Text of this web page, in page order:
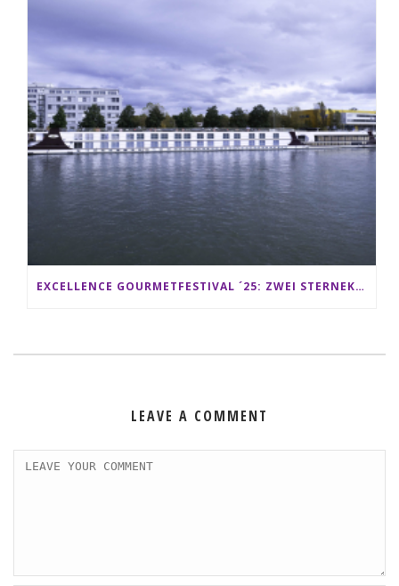
EXCELLENCE GOURMETFESTIVAL ´25: ZWEI STERNEKÖCHE ANTONIO GUIDA & DARIO MORESCO VERWÖHNEN IHRE GÄSTE AUF EINER LUXERIÖSEN SCHIFFSREISE
LEAVE A COMMENT